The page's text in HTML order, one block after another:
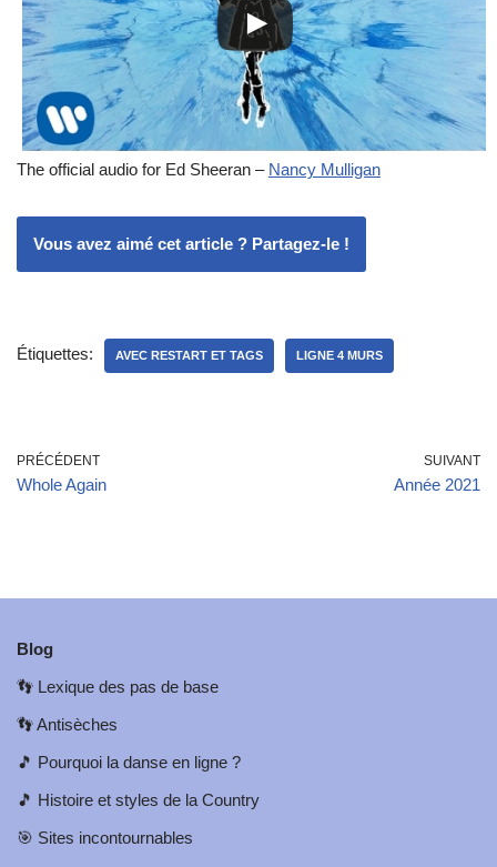
The official audio for Ed Sheeran – Nancy Mulligan
Vous avez aimé cet article ? Partagez-le !
Étiquettes: AVEC RESTART ET TAGS LIGNE 4 MURS
PRÉCÉDENT
Whole Again
SUIVANT
Année 2021
Blog
👣 Lexique des pas de base
👣Antisèches
🎵 Pourquoi la danse en ligne ?
🎵 Histoire et styles de la Country
🎯 Sites incontournables